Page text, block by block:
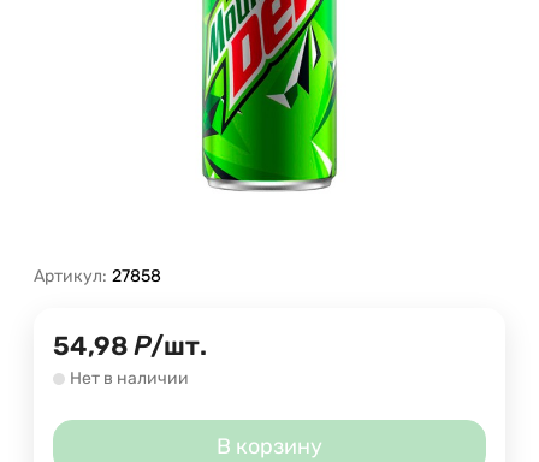
Артикул: 27858
54,98 Р/шт.
Нет в наличии
В корзину